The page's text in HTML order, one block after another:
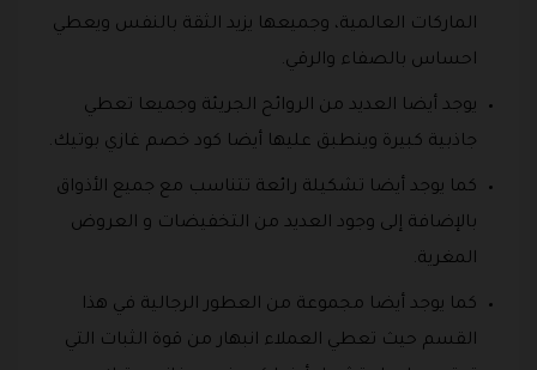
الماركات العالمية، وجميعها يزيد الثقة بالنفس ويعطي
احساس بالصفاء والرقي.
يوجد أيضا العديد من الروائح الجريئة وجميعا تعطي
جاذبية كبيرة وينطبق عليها أيضا كود خصم غازي بوتيك.
كما يوجد أيضا تشكيلة رائعة تتناسب مع جميع الأذواق
بالإضافة إلى وجود العديد من التخفيضات و العروض
المغرية.
كما يوجد أيضا مجموعة من العطور الرجالية في هذا
القسم حيث تعطي العملاء انبهار من قوة الثبات التي